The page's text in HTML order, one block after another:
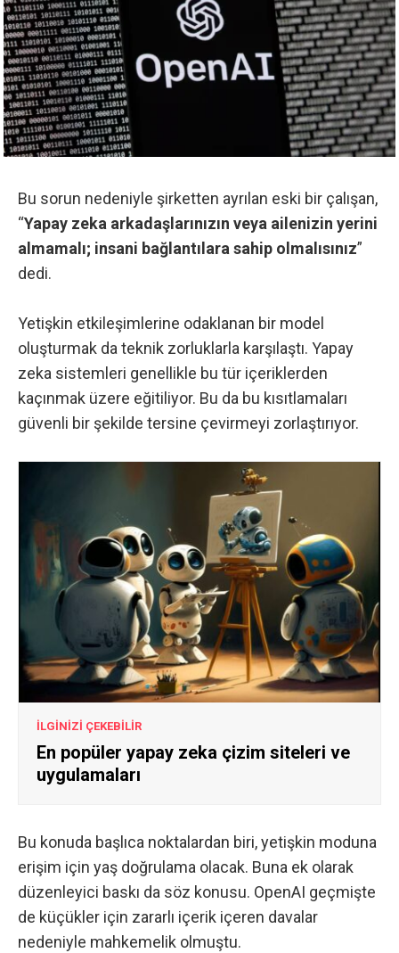
Bu sorun nedeniyle şirketten ayrılan eski bir çalışan,
“Yapay zeka arkadaşlarınızın veya ailenizin yerini
almamalı; insani bağlantılara sahip olmalısınız”
dedi.
Yetişkin etkileşimlerine odaklanan bir model
oluşturmak da teknik zorluklarla karşılaştı. Yapay
zeka sistemleri genellikle bu tür içeriklerden
kaçınmak üzere eğitiliyor. Bu da bu kısıtlamaları
güvenli bir şekilde tersine çevirmeyi zorlaştırıyor.
İLGİNİZİ ÇEKEBİLİR
En popüler yapay zeka çizim siteleri ve
uygulamaları
Bu konuda başlıca noktalardan biri, yetişkin moduna
erişim için yaş doğrulama olacak. Buna ek olarak
düzenleyici baskı da söz konusu. OpenAI geçmişte
de küçükler için zararlı içerik içeren davalar
nedeniyle mahkemelik olmuştu.